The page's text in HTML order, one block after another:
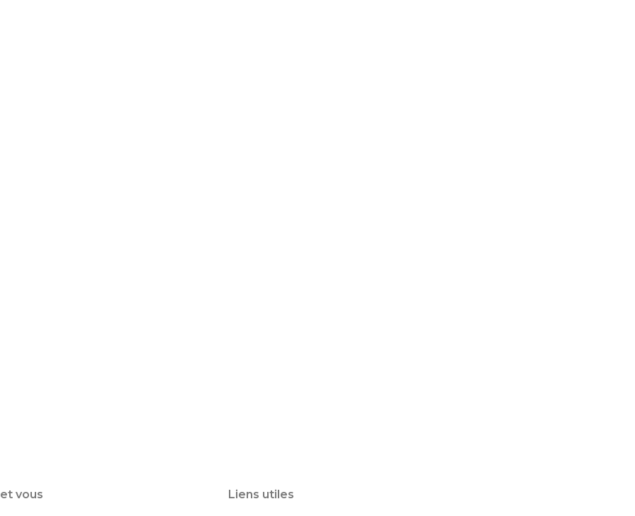
vous Liens utiles